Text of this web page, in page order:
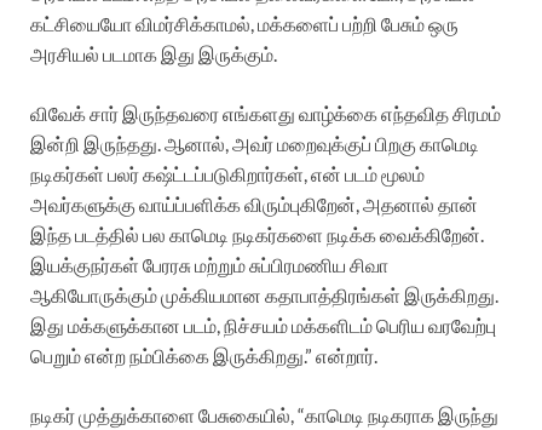
கட்சியையோ விமர்சிக்காமல், மக்களைப் பற்றி பேசும் ஒரு
அரசியல் படமாக இது இருக்கும்.
விவேக் சார் இருந்தவரை எங்களது வாழ்க்கை எந்தவித சிரமம்
இன்றி இருந்தது. ஆனால், அவர் மறைவுக்குப் பிறகு காமெடி
நடிகர்கள் பலர் கஷ்ட்டப்படுகிறார்கள், என் படம் மூலம்
அவர்களுக்கு வாய்ப்பளிக்க விரும்புகிறேன், அதனால் தான்
இந்த படத்தில் பல காமெடி நடிகர்களை நடிக்க வைக்கிறேன்.
இயக்குநர்கள் பேரரசு மற்றும் சுப்பிரமணிய சிவா
ஆகியோருக்கும் முக்கியமான கதாபாத்திரங்கள் இருக்கிறது.
இது மக்களுக்கான படம், நிச்சயம் மக்களிடம் பெரிய வரவேற்பு
பெறும் என்ற நம்பிக்கை இருக்கிறது.” என்றார்.
நடிகர் முத்துக்காளை பேசுகையில், “காமெடி நடிகராக இருந்து